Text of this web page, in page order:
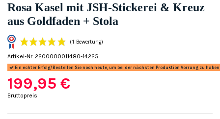
Rosa Kasel mit JSH-Stickerei & Kreuz
aus Goldfaden + Stola
Artikel-Nr. 2200000011480-14225
Ein echter Erfolg! Bestellen Sie noch heute, um bei der nächsten Produktion Vorrang zu haben.
199,95 €
Bruttopreis